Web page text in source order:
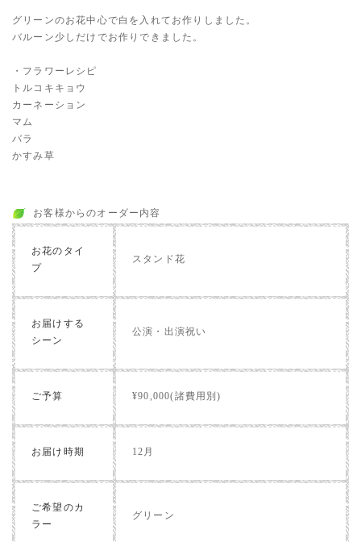
グリーンのお花中心で白を入れてお作りしました。
バルーン少しだけでお作りできました。
・フラワーレシピ
トルコキキョウ
カーネーション
マム
バラ
かすみ草
お客様からのオーダー内容
お花のタイ
プ
スタンド花
お届けする
シーン
公演・出演祝い
ご予算 ¥90,000(諸費用別)
お届け時期 12月
ご希望のカ
ラー
グリーン